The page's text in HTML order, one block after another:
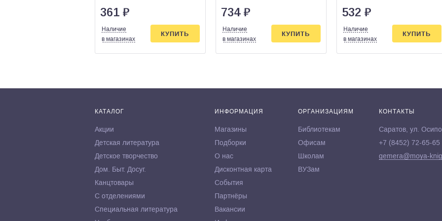
361 ₽
Наличие
в магазинах
КУПИТЬ
734 ₽
Наличие
в магазинах
КУПИТЬ
532 ₽
Наличие
в магазинах
КУПИТЬ
КАТАЛОГ
Акции
Детская литература
Детское творчество
Дом. Быт. Досуг.
Канцтовары
С отделениями
Специальная литература
ИНФОРМАЦИЯ
Магазины
Подборки
О нас
Дисконтная карта
События
Партнёры
Вакансии
ОРГАНИЗАЦИЯМ
Библиотекам
Офисам
Школам
ВУЗам
КОНТАКТЫ
Саратов, ул.
+7 (8452) 72-65-65
gemera@moya-